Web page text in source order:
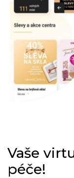
Vaše
péče!